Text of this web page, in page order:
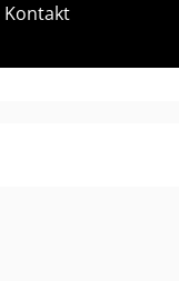
Kontakt